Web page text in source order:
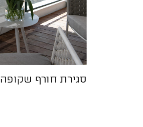
סגירת חורף שקופה